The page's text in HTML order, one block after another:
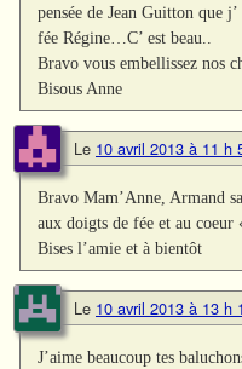
pensée de Jean Guitton que
fée Régine…C’ est beau..
Bravo vous embellissez nos
Bisous Anne
Le 10 avril 2013 à 11 h
Bravo Mam’Anne, Armand
aux doigts de fée et au
Bises l’amie et à bientôt
Le 10 avril 2013 à 13 h
J’aime beaucoup tes